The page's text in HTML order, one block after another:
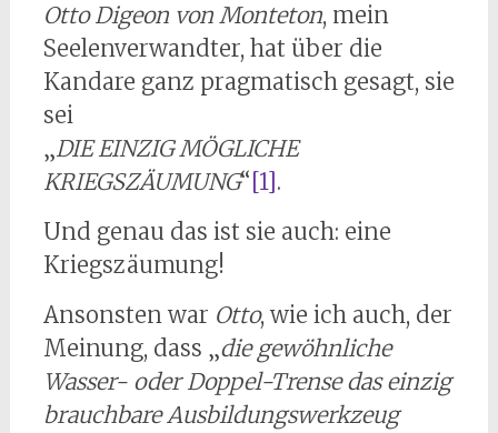
Otto Digeon von Monteton, mein
Seelenverwandter, hat über die
Kandare ganz pragmatisch gesagt, sie
sei
„DIE EINZIG MÖGLICHE
KRIEGSZÄUMUNG“[1].
Und genau das ist sie auch: eine
Kriegszäumung!
Ansonsten war Otto, wie ich auch, der
Meinung, dass „die gewöhnliche
Wasser- oder Doppel-Trense das einzig
brauchbare Ausbildungswerkzeug